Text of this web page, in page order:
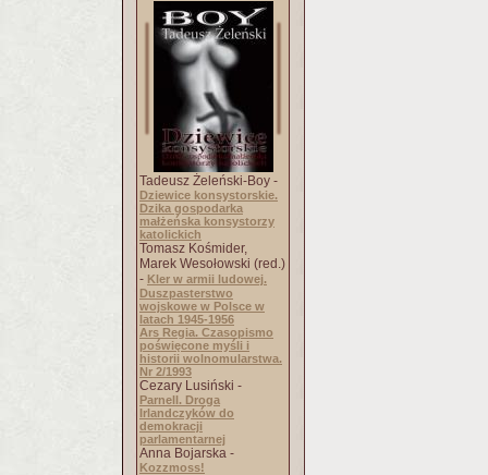
Tadeusz Żeleński-Boy -
Dziewice konsystorskie.
Dzika gospodarka
małżeńska konsystorzy
katolickich
Tomasz Kośmider,
Marek Wesołowski (red.)
- Kler w armii ludowej.
Duszpasterstwo
wojskowe w Polsce w
latach 1945-1956
Ars Regia. Czasopismo
poświęcone myśli i
historii wolnomularstwa.
Nr 2/1993
Cezary Lusiński -
Parnell. Droga
Irlandczyków do
demokracji
parlamentarnej
Anna Bojarska -
Kozzmoss!